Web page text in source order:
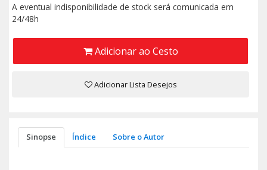
A eventual indisponibilidade de stock será comunicada em
24/48h
Adicionar ao Cesto
Adicionar Lista Desejos
Sinopse Índice Sobre o Autor